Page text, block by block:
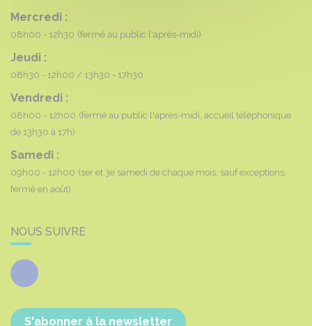
Mercredi :
08h00 - 12h30 (fermé au public l'après-midi)
Jeudi :
08h30 - 12h00 13h30 - 17h30
Vendredi :
08h00 - 12h00 (fermé au public l'après-midi, accueil téléphonique
de 13h30 à 17h)
Samedi :
09h00 - 12h00 (1er et 3e samedi de chaque mois, sauf exceptions,
fermé en août)
NOUS SUIVRE
Facebook
S'abonner à la newsletter